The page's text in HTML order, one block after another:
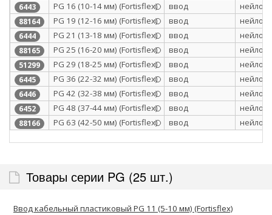
6443 PG 16 (10-14 мм) (Fortisflex) ввод нейлон
88164 PG 19 (12-16 мм) (Fortisflex) ввод нейлон
6444 PG 21 (13-18 мм) (Fortisflex) ввод нейлон
88165 PG 25 (16-20 мм) (Fortisflex) ввод нейлон
51299 PG 29 (18-25 мм) (Fortisflex) ввод нейлон
6445 PG 36 (22-32 мм) (Fortisflex) ввод нейлон
6446 PG 42 (32-38 мм) (Fortisflex) ввод нейлон
6452 PG 48 (37-44 мм) (Fortisflex) ввод нейлон
88166 PG 63 (42-50 мм) (Fortisflex) ввод нейлон
Товары серии PG (25 шт.)
Ввод кабельный пластиковый PG 11 (5-10 мм) (Fortisflex)